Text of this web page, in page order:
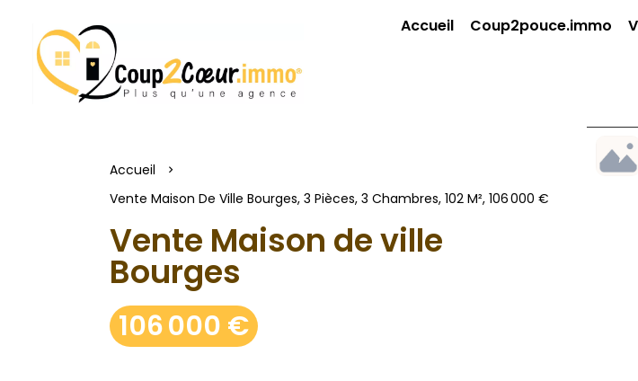
Accueil Coup2pouce.immo
Accueil
Vente Maison De Ville Bourges, 3 Pièces, 3 Chambres, 102 M², 106 000 €
Vente Maison de ville
Bourges
106 000 €